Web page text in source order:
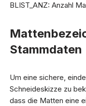
BLIST_ANZ: Anzahl
Stammdaten
Um eine sichere,
Schneideskizze zu
dass die Matten eine